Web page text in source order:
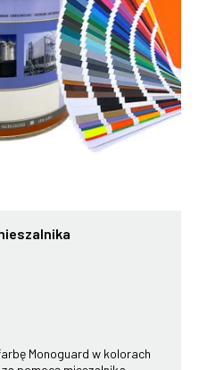
Monoguard w kolorach